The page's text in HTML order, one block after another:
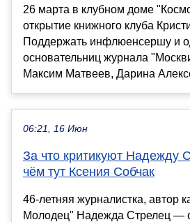
26 марта в клубном доме
открытие книжного клуба
Поддержать инфлюенсершу и
основательниц журнала
Максим Матвеев, Дарина
06:21, 16 Июн
За что критикуют Надежду
чём тут Ксения Собчак
46-летняя журналистка, автор
Молодец" Надежда Стрелец —